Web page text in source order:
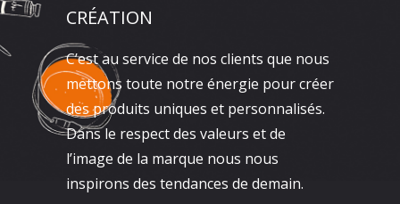
CRÉATION
C’est au service de nos clients que nous
mettons toute notre énergie pour créer
des produits uniques et personnalisés.
Dans le respect des valeurs et de
l’image de la marque nous nous
inspirons des tendances de demain.